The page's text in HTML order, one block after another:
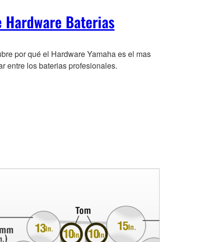
Hardware Baterias
por qué el Hardware Yamaha es el mas
entre los baterias profesionales.